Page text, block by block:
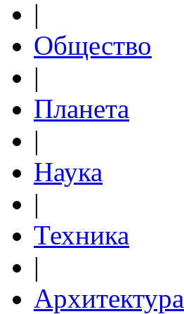
|
Общество
|
Планета
|
Наука
|
Техника
|
Архитектура